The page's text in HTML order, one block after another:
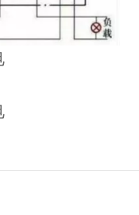
照明电路原